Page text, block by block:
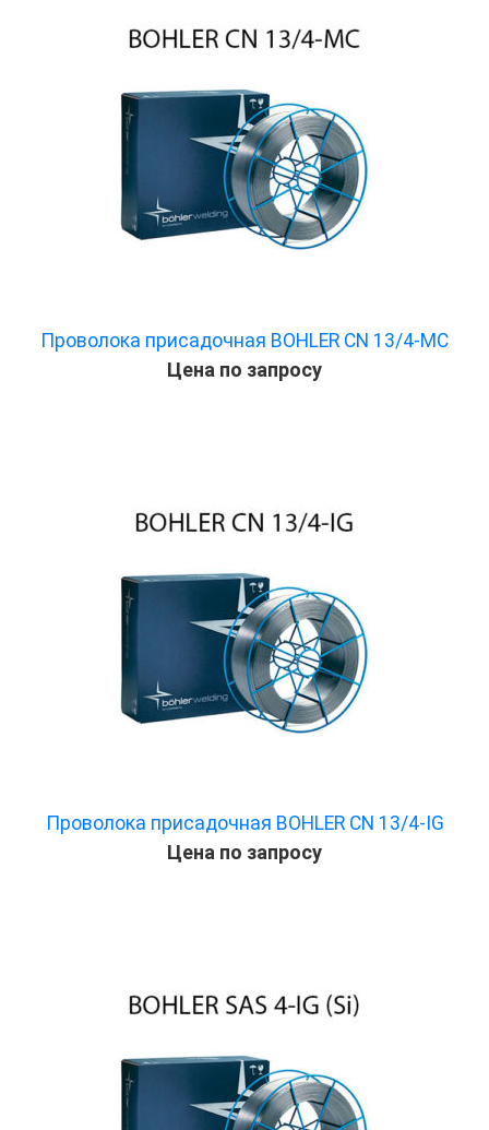
Проволока присадочная BOHLER CN 13/4-MC
Цена по запросу
Проволока присадочная BOHLER CN 13/4-IG
Цена по запросу